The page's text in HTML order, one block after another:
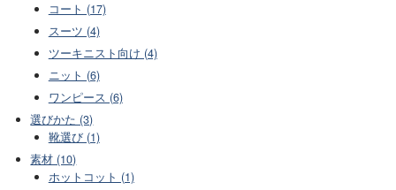
コート (17)
スーツ (4)
ツーキニスト向け (4)
ニット (6)
ワンピース (6)
選びかた (3)
靴選び (1)
素材 (10)
ホットコット (1)